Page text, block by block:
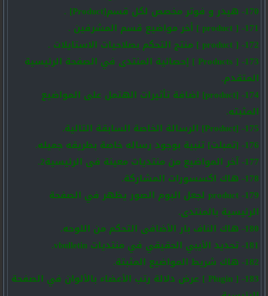
170- هيدر و فوتر مخصص لكل قسم[Product] .
171- [ product ] أخر مواضيع قسم المشرفين .
172- [ product ] منتج التحكم بصلاحيات الاستايلات .
173- [ Products ] إحصائية المنتدى في الصفحة الرئيسية
المتقدم.
174- [product] اضافة تأثيرات الهتمل على المواضيع
المثبته.
175- [Product] الرسالة الخاصة السابقة التالية.
176- [تمبلت] تنبية بوجود رساله خاصة بطريقه جميله.
177- آخر المواضيع من منتديات معينة فى الرئيسية2.
178- هاك اكسسورات المشاركة.
179- product لجعل البوم الصور يظهر في الصفحة
الرئيسية بالمنتدى.
180- هاك الناف بار الأضافى التحكم من اللوحه.
181- تحديد الأيبي الحقيقي في منتديات vbulletin.
182- هاك شريط المواضيع المثبتة.
183- [ Plugin ] عرض دلالة رتب الأعضاء بالألوان في الصفحة